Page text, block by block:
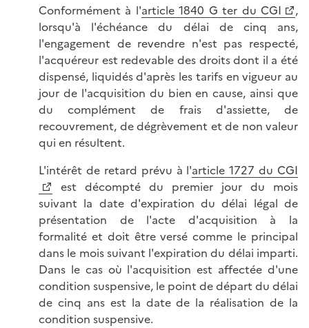
Conformément à l'article 1840 G ter du CGI
,
lorsqu'à l'échéance du délai de cinq ans,
l'engagement de revendre n'est pas respecté,
l'acquéreur est redevable des droits dont il a été
dispensé, liquidés d'après les tarifs en vigueur au
jour de l'acquisition du bien en cause, ainsi que
du complément de frais d'assiette, de
recouvrement, de dégrèvement et de non valeur
qui en résultent.
L'intérêt de retard prévu à l'article 1727 du CGI
est décompté du premier jour du mois
suivant la date d'expiration du délai légal de
présentation de l'acte d'acquisition à la
formalité et doit être versé comme le principal
dans le mois suivant l'expiration du délai imparti.
Dans le cas où l'acquisition est affectée d'une
condition suspensive, le point de départ du délai
de cinq ans est la date de la réalisation de la
condition suspensive.